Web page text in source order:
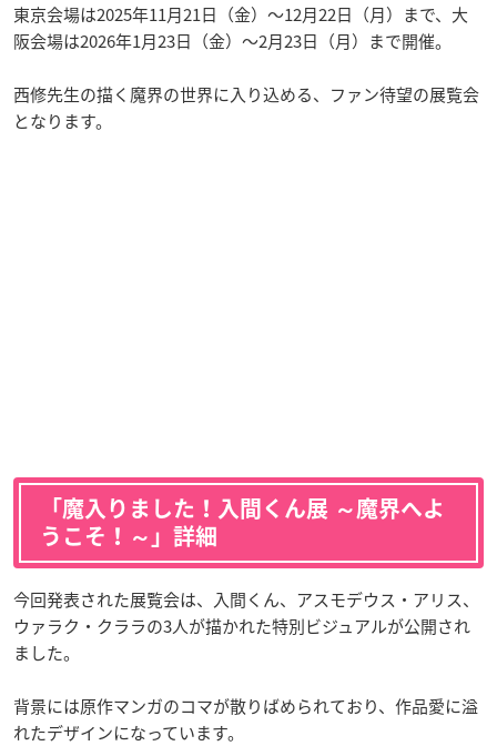
東京会場は2025年11月21日（金）〜12月22日（月）まで、大
阪会場は2026年1月23日（金）〜2月23日（月）まで開催。
西修先生の描く魔界の世界に入り込める、ファン待望の展覧会
となります。
「魔入りました！入間くん展 ～魔界へよ
うこそ！～」詳細
今回発表された展覧会は、入間くん、アスモデウス・アリス、
ウァラク・クララの3人が描かれた特別ビジュアルが公開され
ました。
背景には原作マンガのコマが散りばめられており、作品愛に溢
れたデザインになっています。